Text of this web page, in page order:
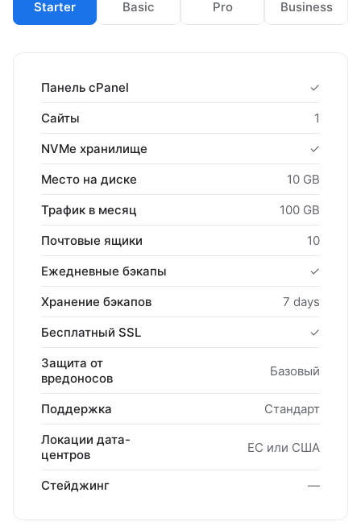
Starter Basic Pro Business
Панель cPanel
✓
Сайты
1
NVMe хранилище
✓
Место на диске
10 GB
Трафик в месяц
100 GB
Почтовые ящики
10
Ежедневные бэкапы
✓
Хранение бэкапов
7 days
Бесплатный SSL
✓
Защита от
вредоносов
Базовый
Поддержка
Стандарт
Локации дата-
центров
ЕС или США
Стейджинг —